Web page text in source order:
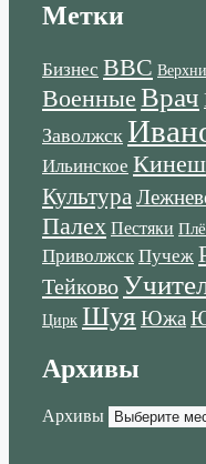
Метки
Бизнес ВВС
Военные Врач
Заволжск
Ильинское
Культура
Палех Пестяки
Приволжск Пучеж
Тейково
Цирк Шуя Южа
Архивы
Архивы